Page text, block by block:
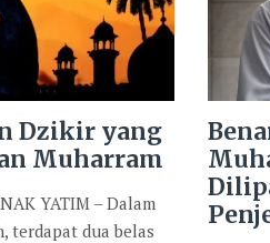
Dzikir yang
Muharram
YATIM – Dalam
terdapat dua belas